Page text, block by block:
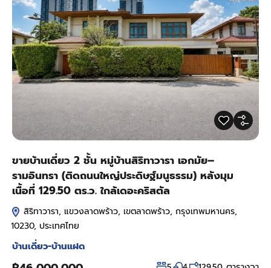
ขายบ้านเดี่ยว 2 ชั้น หมู่บ้านสิริทาวารา เอกมัย–
รามอินทรา (ติดถนนใหญ่ประดิษฐ์มนูธรรม) หลังมุม
เนื้อที่ 129.50 ตร.ว. ใกล้เดอะคริสตัล
สิริทาวารา, แขวงลาดพร้าว, เขตลาดพร้าว, กรุงเทพมหานคร,
10230, ประเทศไทย
บ้านเดี่ยว-บ้านแฝด